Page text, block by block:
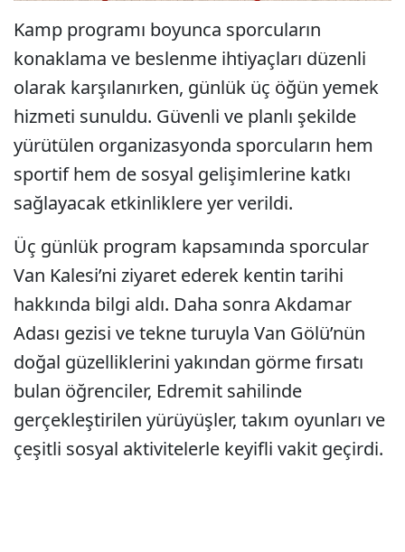
Kamp programı boyunca sporcuların
konaklama ve beslenme ihtiyaçları düzenli
olarak karşılanırken, günlük üç öğün yemek
hizmeti sunuldu. Güvenli ve planlı şekilde
yürütülen organizasyonda sporcuların hem
sportif hem de sosyal gelişimlerine katkı
sağlayacak etkinliklere yer verildi.
Üç günlük program kapsamında sporcular
Van Kalesi’ni ziyaret ederek kentin tarihi
hakkında bilgi aldı. Daha sonra Akdamar
Adası gezisi ve tekne turuyla Van Gölü’nün
doğal güzelliklerini yakından görme fırsatı
bulan öğrenciler, Edremit sahilinde
gerçekleştirilen yürüyüşler, takım oyunları ve
çeşitli sosyal aktivitelerle keyifli vakit geçirdi.